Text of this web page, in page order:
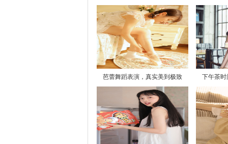
芭蕾舞蹈表演，真实美到极致 下午茶时